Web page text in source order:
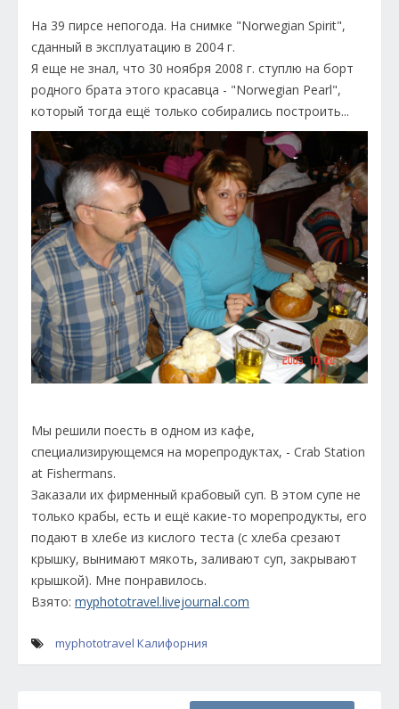
На 39 пирсе непогода. На снимке "Norwegian Spirit",
сданный в эксплуатацию в 2004 г.
Я еще не знал, что 30 ноября 2008 г. ступлю на борт
родного брата этого красавца - "Norwegian Pearl",
который тогда ещё только собирались построить...
Мы решили поесть в одном из кафе,
специализирующемся на морепродуктах, - Crab Station
at Fishermans.
Заказали их фирменный крабовый суп. В этом супе не
только крабы, есть и ещё какие-то морепродукты, его
подают в хлебе из кислого теста (с хлеба срезают
крышку, вынимают мякоть, заливают суп, закрывают
крышкой). Мне понравилось.
Взято: myphototravel.livejournal.com
myphototravel Калифорния